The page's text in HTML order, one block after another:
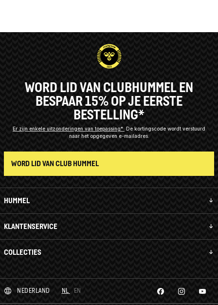
HUMMEL
KLANTENSERVICE
COLLECTIES
WORD LID VAN CLUBHUMMEL EN
BESPAAR 15% OP JE EERSTE
BESTELLING*
Er zijn enkele uitzonderingen van toepassing* De kortingscode wordt verstuurd
naar het opgegeven e-mailadres.
WORD LID VAN CLUB HUMMEL
NEDERLAND NL EN